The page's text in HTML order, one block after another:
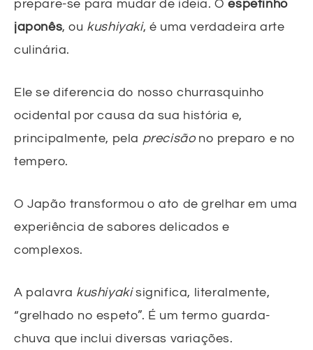
prepare-se para mudar de ideia. Oespetinho
japonês, ou kushiyaki, é uma verdadeira arte
culinária.
Ele se diferencia do nosso churrasquinho
ocidental por causa da sua história e,
principalmente, pela precisãono preparo e no
tempero.
O Japão transformou o ato de grelhar em uma
experiência de sabores delicados e
complexos.
A palavra kushiyakisignifica, literalmente,
“grelhado no espeto”. É um termo guarda-
chuva que inclui diversas variações.